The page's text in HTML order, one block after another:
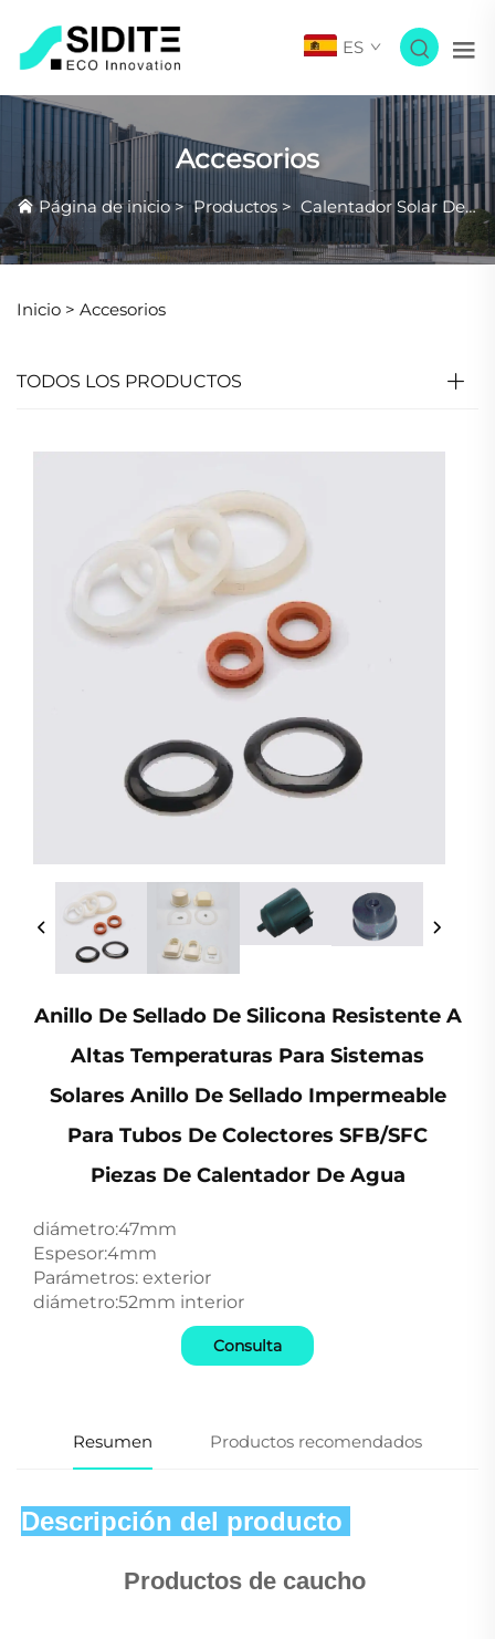
ES
Accesorios
Página de inicio>Productos >Calentador Solar De Agua
Inicio > Accesorios
TODOS LOS PRODUCTOS
Anillo De Sellado De Silicona Resistente A
Altas Temperaturas Para Sistemas
Solares Anillo De Sellado Impermeable
Para Tubos De Colectores SFB/SFC
Piezas De Calentador De Agua
diámetro:47mm
Espesor:4mm
Parámetros: exterior
diámetro:52mm interior
Consulta
Resumen Productos recomendados
Descripción del producto
Productos de caucho